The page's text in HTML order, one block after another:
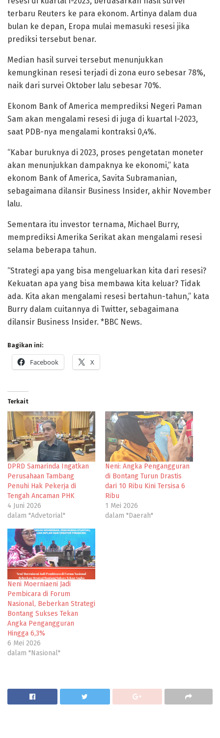
terbaru Reuters ke para ekonom. Artinya dalam dua
bulan ke depan, Eropa mulai memasuki resesi jika
prediksi tersebut benar.
Median hasil survei tersebut menunjukkan
kemungkinan resesi terjadi di zona euro sebesar 78%,
naik dari survei Oktober lalu sebesar 70%.
Ekonom Bank of America memprediksi Negeri Paman
Sam akan mengalami resesi di juga di kuartal I-2023,
saat PDB-nya mengalami kontraksi 0,4%.
“Kabar buruknya di 2023, proses pengetatan moneter
akan menunjukkan dampaknya ke ekonomi,” kata
ekonom Bank of America, Savita Subramanian,
sebagaimana dilansir Business Insider, akhir November
lalu.
Sementara itu investor ternama, Michael Burry,
memprediksi Amerika Serikat akan mengalami resesi
selama beberapa tahun.
“Strategi apa yang bisa mengeluarkan kita dari resesi?
Kekuatan apa yang bisa membawa kita keluar? Tidak
ada. Kita akan mengalami resesi bertahun-tahun,” kata
Burry dalam cuitannya di Twitter, sebagaimana
dilansir Business Insider. *BBC News.
Bagikan ini:
Facebook X
Terkait
DPRD Samarinda Ingatkan
Perusahaan Tambang
Penuhi Hak Pekerja di
Tengah Ancaman PHK
4 Juni 2026
dalam "Advetorial"
Neni: Angka Pengangguran
di Bontang Turun Drastis
dari 10 Ribu Kini Tersisa 6
Ribu
1 Mei 2026
dalam "Daerah"
Neni Moerniaeni Jadi
Pembicara di Forum
Nasional, Beberkan Strategi
Bontang Sukses Tekan
Angka Pengangguran
Hingga 6,3%
6 Mei 2026
dalam "Nasional"